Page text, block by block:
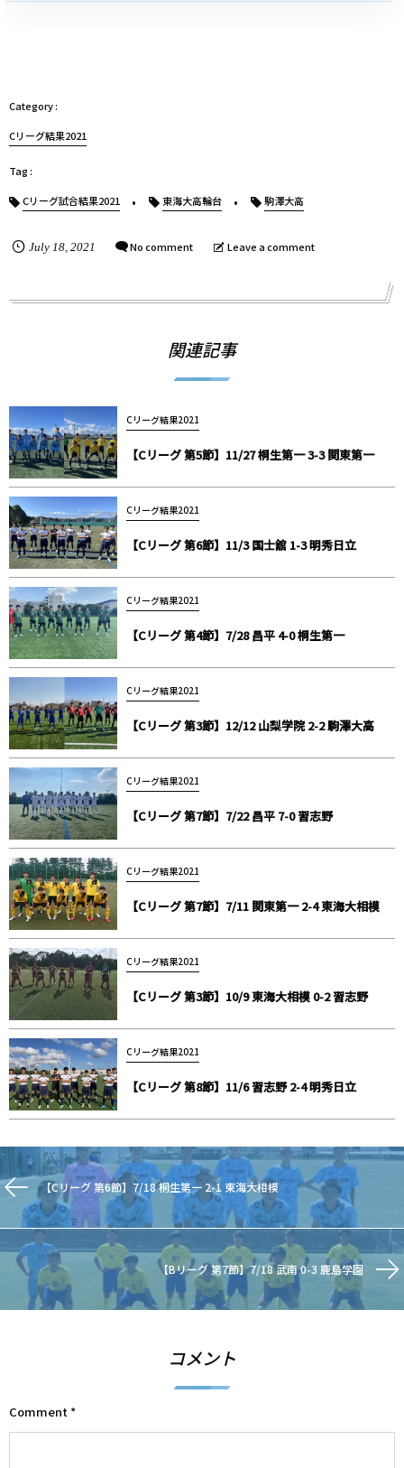
Cリーグ結果2021
Cリーグ試合結果2021 東海大高輪台 駒澤大高
July 18, 2021 No comment Leave a comment
関連記事
Cリーグ結果2021
【Cリーグ 第5節】11/27 桐生第一 3-3 関東第一
Cリーグ結果2021
【Cリーグ 第6節】11/3 国士舘 1-3 明秀日立
Cリーグ結果2021
【Cリーグ 第4節】7/28 昌平 4-0 桐生第一
Cリーグ結果2021
【Cリーグ 第3節】12/12 山梨学院 2-2 駒澤大高
Cリーグ結果2021
【Cリーグ 第7節】7/22 昌平 7-0 習志野
Cリーグ結果2021
【Cリーグ 第7節】7/11 関東第一 2-4 東海大相模
Cリーグ結果2021
【Cリーグ 第3節】10/9 東海大相模 0-2 習志野
Cリーグ結果2021
【Cリーグ 第8節】11/6 習志野 2-4 明秀日立
【Cリーグ 第6節】7/18 桐生第一 2-1 東海大相模
【Bリーグ 第7節】7/18 武南 0-3 鹿島学園
コメント
Comment *